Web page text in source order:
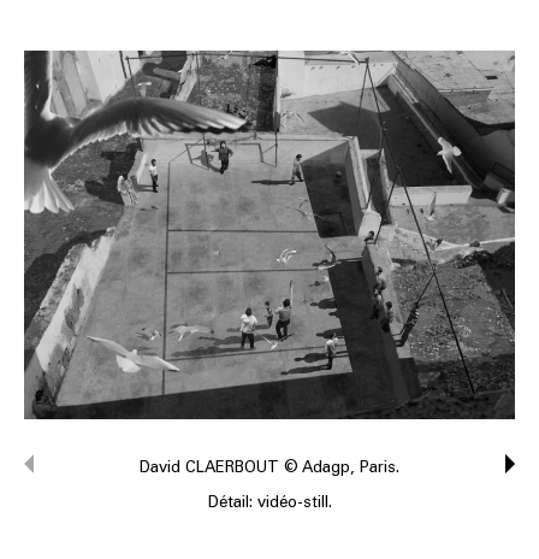
David CLAERBOUT © Adagp, Paris.
Détail: vidéo-still.